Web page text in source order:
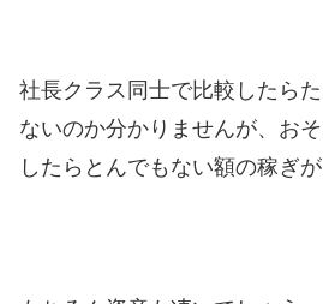
社長クラス同士で比較したら
ないのか分かりませんが、お
したらとんでもない額の稼ぎ